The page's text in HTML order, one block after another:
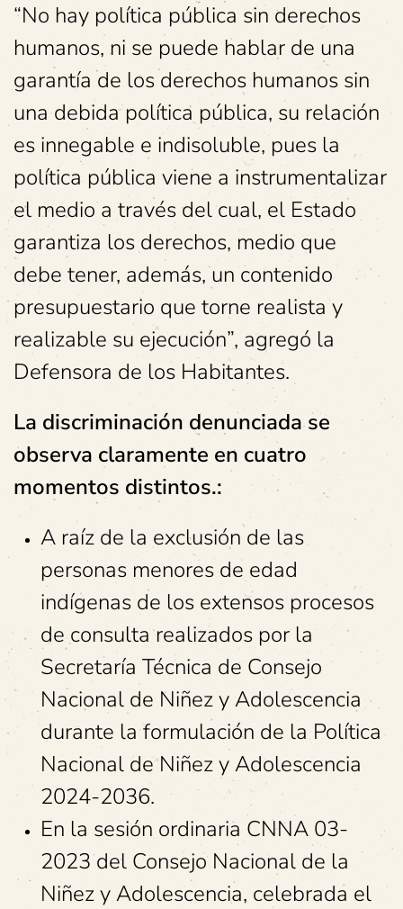
“No hay política pública sin derechos
humanos, ni se puede hablar de una
garantía de los derechos humanos sin
una debida política pública, su relación
es innegable e indisoluble, pues la
política pública viene a instrumentalizar
el medio a través del cual, el Estado
garantiza los derechos, medio que
debe tener, además, un contenido
presupuestario que torne realista y
realizable su ejecución”, agregó la
Defensora de los Habitantes.
La discriminación denunciada se
observa claramente en cuatro
momentos distintos.:
A raíz de la exclusión de las
personas menores de edad
indígenas de los extensos procesos
de consulta realizados por la
Secretaría Técnica de Consejo
Nacional de Niñez y Adolescencia
durante la formulación de la Política
Nacional de Niñez y Adolescencia
2024-2036.
En la sesión ordinaria CNNA 03-
2023 del Consejo Nacional de la
Niñez y Adolescencia, celebrada el